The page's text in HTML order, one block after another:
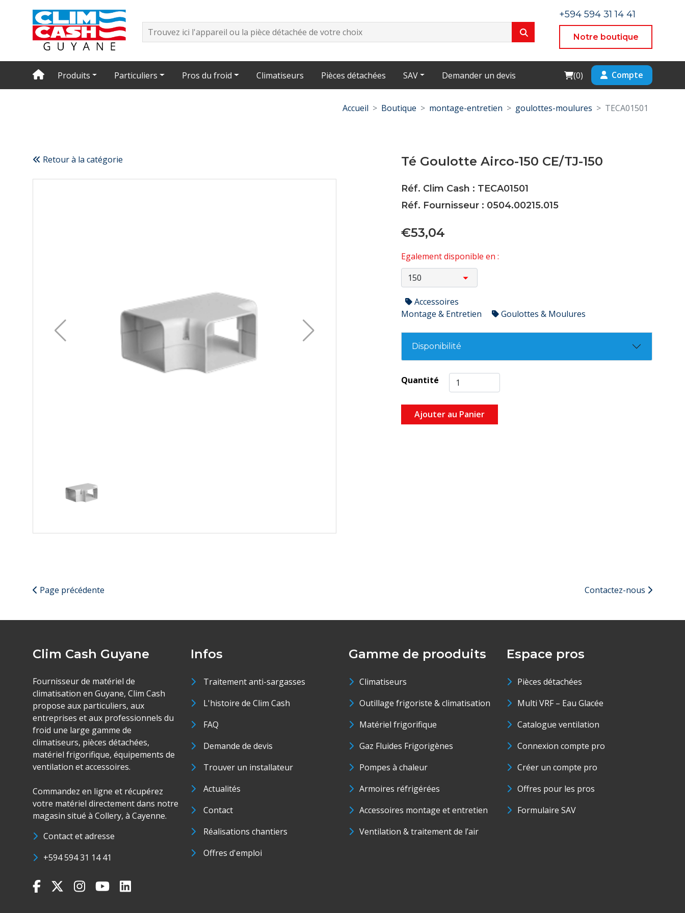
+594 594 31 14 41
Notre boutique
Produits Particuliers Pros du froid Climatiseurs Pièces détachées SAV Demander un devis Cart
(0) Compte
Accueil Boutique montage-entretien goulottes-moulures TECA01501
Retour à la catégorie Té Goulotte Airco-150 CE/TJ-150
Réf. Clim Cash : TECA01501
Réf. Fournisseur : 0504.00215.015
€53,04
Egalement disponible en :
Accessoires
Montage & Entretien
Goulottes & Moulures
Disponibilité
Quantité
Ajouter au Panier
Page précédente Contactez-nous
Clim Cash Guyane
Fournisseur de matériel de
climatisation en Guyane, Clim Cash
propose aux particuliers, aux
entreprises et aux professionnels du
froid une large gamme de
climatiseurs, pièces détachées,
matériel frigorifique, équipements de
ventilation et accessoires.
Commandez en ligne et récupérez
votre matériel directement dans notre
magasin situé à Collery, à Cayenne.
Contact et adresse
+594 594 31 14 41
Infos
Traitement anti-sargasses
L'histoire de Clim Cash
FAQ
Demande de devis
Trouver un installateur
Actualités
Contact
Réalisations chantiers
Offres d'emploi
Gamme de prooduits
Climatiseurs
Outillage frigoriste & climatisation
Matériel frigorifique
Gaz Fluides Frigorigènes
Pompes à chaleur
Armoires réfrigérées
Accessoires montage et entretien
Ventilation & traitement de l’air
Espace pros
Pièces détachées
Multi VRF – Eau Glacée
Catalogue ventilation
Connexion compte pro
Créer un compte pro
Offres pour les pros
Formulaire SAV